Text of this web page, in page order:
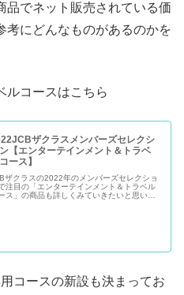
品でネット販売されている価
考にどんなものがあるのかを
ルコースはこちら
ザクラスメンバーズセレクシ
【エンターテインメント＆トラベ
ース】
ザクラスの2022年のメンバーズセレクショ
注目の「エンターテインメント＆トラベル
ス」の商品も詳しくみていきたいと思いま
コースの新設も決まってお